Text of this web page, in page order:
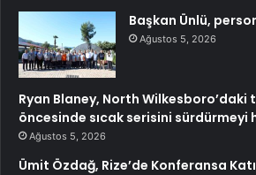
Başkan Ünlü,
Ağustos 5, 2026
Ryan Blaney, North Wilkesboro’daki
öncesinde sıcak serisini sürdürmeyi
Ağustos 5, 2026
Ümit Özdağ, Rize’de Konferansa